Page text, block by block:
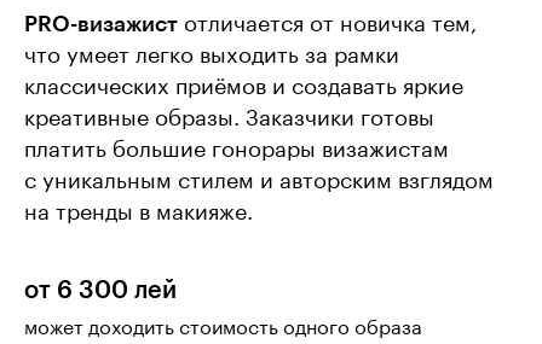
PRO-визажист отличается от новичка тем,
что умеет легко выходить за рамки
классических приёмов и создавать яркие
креативные образы. Заказчики готовы
платить большие гонорары визажистам
с уникальным стилем и авторским взглядом
на тренды в макияже.
от 6 300 лей
может доходить стоимость одного образа